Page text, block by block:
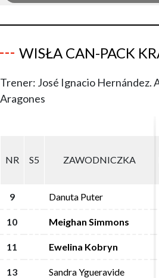
WISŁA CAN-PACK
Trener: José Ignacio Hernández.
Aragones
NR S5 ZAWODNICZKA
9 Danuta Puter
10 Meighan Simmons
11 Ewelina Kobryn
13 Sandra Ygueravide
NR S5 ZAWODNICZKA
9 Danuta Puter
10 Meighan Simmons
11 Ewelina Kobryn
13 Sandra Ygueravide